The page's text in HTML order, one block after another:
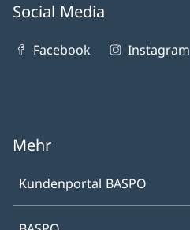
Social Media
Facebook Instagram
Mehr
Kundenportal BASPO